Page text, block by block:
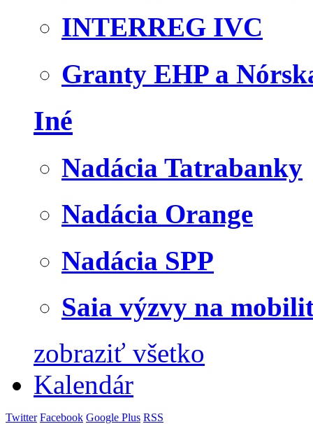
INTERREG IVC
Granty EHP a
Iné
Nadácia Tatrabanky
Nadácia Orange
Nadácia SPP
Saia výzvy na
zobraziť všetko
Kalendár
Twitter Facebook Google Plus RSS